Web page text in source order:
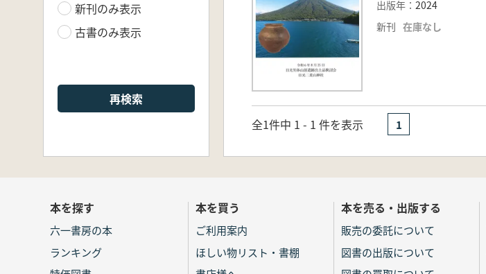
新刊のみ表示
古書のみ表示
再検索
出版年： 2024
新刊 在庫なし
全1件中 1 - 1 件を表示 1
本を探す
六一書房の本
ランキング
本を買う
ご利用案内
ほしい物リスト・書棚
本を売る・出版する
販売の委託について
図書の出版について